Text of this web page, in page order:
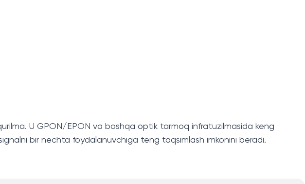
U GPON/EPON va boshqa optik tarmoq infratuzilmasida keng
bir nechta foydalanuvchiga teng taqsimlash imkonini beradi.